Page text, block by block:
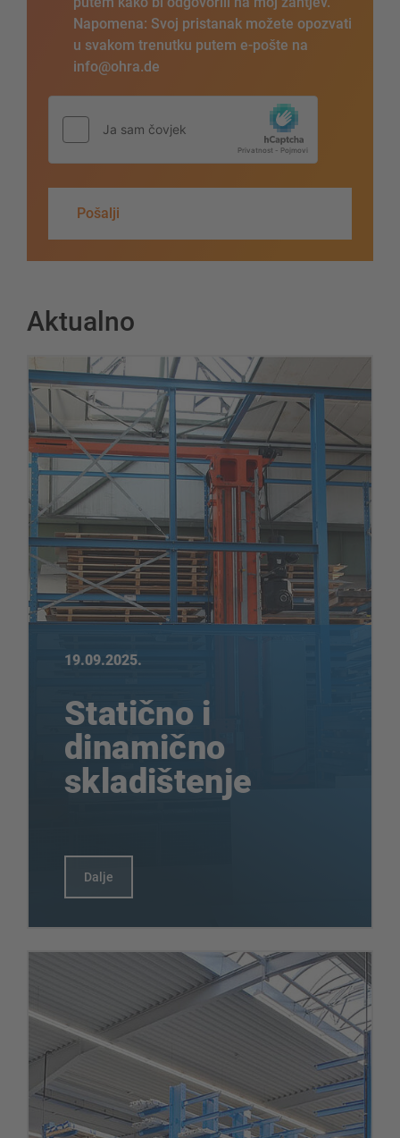
Napomena: Svoj pristanak možete opozvati
u svakom trenutku putem e-pošte na
info@ohra.de
Pošalji
Aktualno
19.09.2025.
Statično i
dinamično
skladištenje
Dalje